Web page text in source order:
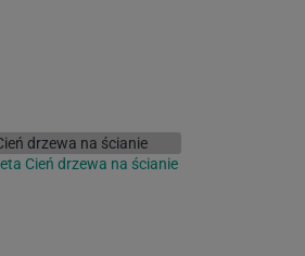
Cień drzewa na ścianie